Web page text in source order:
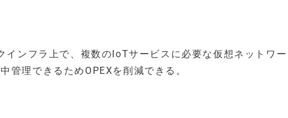
ンフラ上で、複数のIoTサービスに必要な仮想ネットワー
管理できるためOPEXを削減できる。